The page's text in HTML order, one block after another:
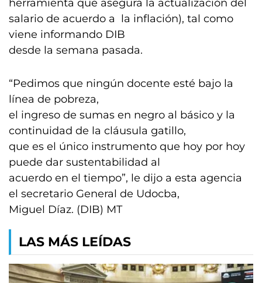
herramienta que asegura la actualización del
salario de acuerdo a la inflación), tal como
viene informando DIB
desde la semana pasada.
“Pedimos que ningún docente esté bajo la
línea de pobreza,
el ingreso de sumas en negro al básico y la
continuidad de la cláusula gatillo,
que es el único instrumento que hoy por hoy
puede dar sustentabilidad al
acuerdo en el tiempo”, le dijo a esta agencia
el secretario General de Udocba,
Miguel Díaz. (DIB) MT
LAS MÁS LEÍDAS